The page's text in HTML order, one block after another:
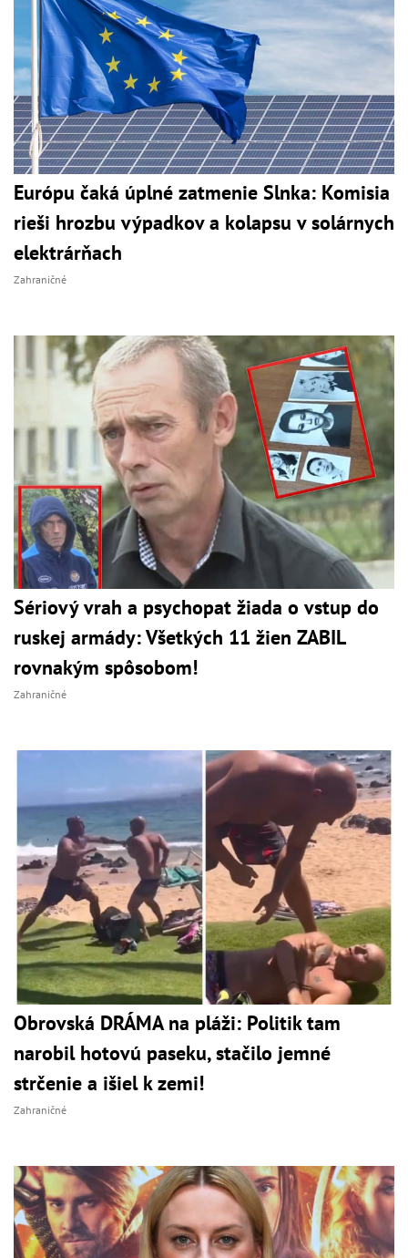
Európu čaká úplné zatmenie Slnka: Komisia
rieši hrozbu výpadkov a kolapsu v solárnych
elektrárňach
Zahraničné
Sériový vrah a psychopat žiada o vstup do
ruskej armády: Všetkých 11 žien ZABIL
rovnakým spôsobom!
Zahraničné
Obrovská DRÁMA na pláži: Politik tam
narobil hotovú paseku, stačilo jemné
strčenie a išiel k zemi!
Zahraničné